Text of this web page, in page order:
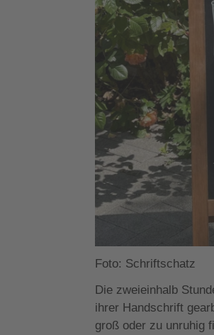
Foto: Schriftschatz
Die zweieinhalb
ihrer Handschrift
groß oder zu unruhig